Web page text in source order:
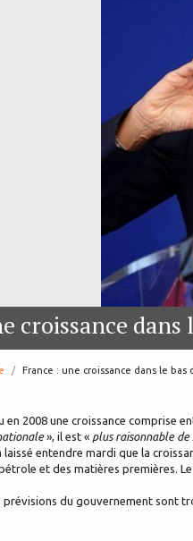
croissance
page:
France : une croissance dans le
en 2008 une croissance comprise
», il est « plus raisonnable
laissé entendre mardi que la
et des matières premières.
prévisions du gouvernement sont